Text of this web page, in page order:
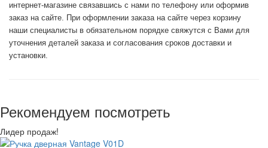
интернет-магазине связавшись с нами по телефону или оформив
заказ на сайте. При оформлении заказа на сайте через корзину
наши специалисты в обязательном порядке свяжутся с Вами для
уточнения деталей заказа и согласования сроков доставки и
установки.
Рекомендуем посмотреть
Лидер продаж!